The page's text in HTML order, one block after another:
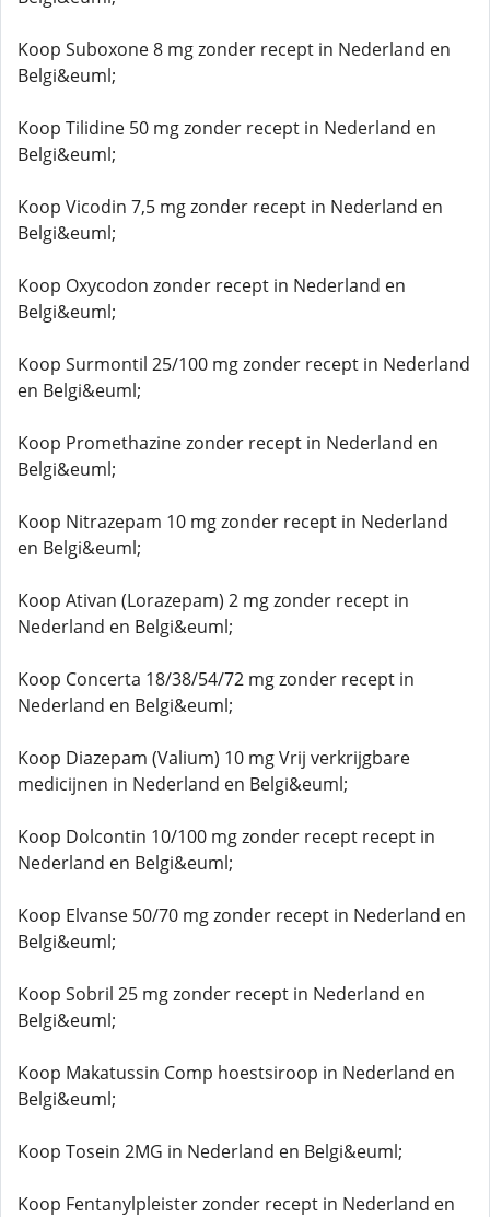
Koop Suboxone 8 mg zonder recept in Nederland en
Belgi&euml;
Koop Tilidine 50 mg zonder recept in Nederland en
Belgi&euml;
Koop Vicodin 7,5 mg zonder recept in Nederland en
Belgi&euml;
Koop Oxycodon zonder recept in Nederland en
Belgi&euml;
Koop Surmontil 25/100 mg zonder recept in Nederland
en Belgi&euml;
Koop Promethazine zonder recept in Nederland en
Belgi&euml;
Koop Nitrazepam 10 mg zonder recept in Nederland
en Belgi&euml;
Koop Ativan (Lorazepam) 2 mg zonder recept in
Nederland en Belgi&euml;
Koop Concerta 18/38/54/72 mg zonder recept in
Nederland en Belgi&euml;
Koop Diazepam (Valium) 10 mg Vrij verkrijgbare
medicijnen in Nederland en Belgi&euml;
Koop Dolcontin 10/100 mg zonder recept recept in
Nederland en Belgi&euml;
Koop Elvanse 50/70 mg zonder recept in Nederland en
Belgi&euml;
Koop Sobril 25 mg zonder recept in Nederland en
Belgi&euml;
Koop Makatussin Comp hoestsiroop in Nederland en
Belgi&euml;
Koop Tosein 2MG in Nederland en Belgi&euml;
Koop Fentanylpleister zonder recept in Nederland en